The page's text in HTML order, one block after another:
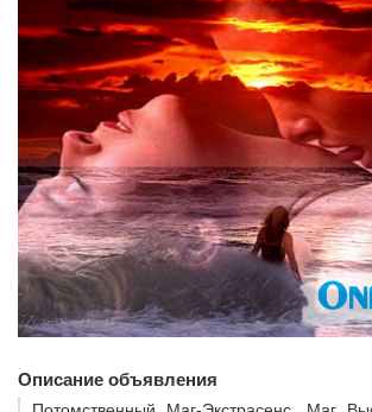
Описание объявления